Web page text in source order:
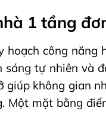
1 tầng
công năng
tự nhiên và
giúp không gian
Một mặt bằng